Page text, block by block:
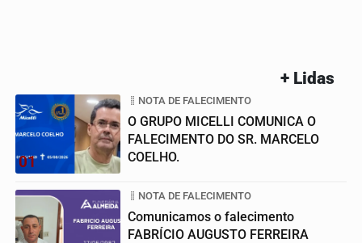
+ Lidas
01
NOTA DE FALECIMENTO
O GRUPO MICELLI COMUNICA O
FALECIMENTO DO SR. MARCELO
COELHO.
NOTA DE FALECIMENTO
Comunicamos o falecimento
FABRÍCIO AUGUSTO FERREIRA